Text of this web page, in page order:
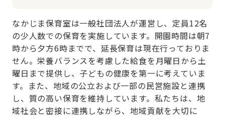
なかじま保育室は一般社団法人が運営し、定員12名
の少人数での保育を実施しています。開園時間は朝7
時から夕方6時までで、延長保育は現在行っておりま
せん。栄養バランスを考慮した給食を月曜日から土
曜日まで提供し、子どもの健康を第一に考えていま
す。また、地域の公立および一部の民営施設と連携
し、質の高い保育を維持しています。私たちは、地
域社会と密接に連携しながら、地域貢献を大切に